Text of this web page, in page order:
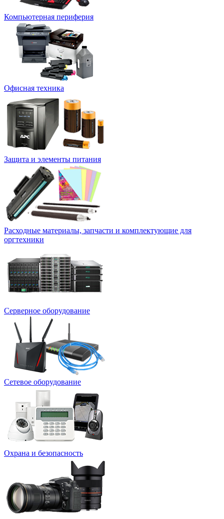
Компьютерная периферия
Офисная техника
Защита и элементы питания
Расходные материалы, запчасти и комплектующие для
оргтехники
Серверное оборудование
Сетевое оборудование
Охрана и безопасность